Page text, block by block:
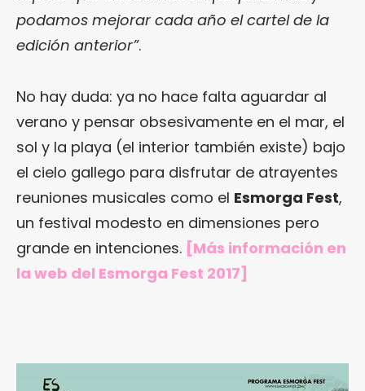
podamos mejorar cada año el cartel de la
edición anterior”.
No hay duda: ya no hace falta aguardar al
verano y pensar obsesivamente en el mar, el
sol y la playa (el interior también existe) bajo
el cielo gallego para disfrutar de atrayentes
reuniones musicales como el Esmorga Fest,
un festival modesto en dimensiones pero
grande en intenciones. [Más información en
la web del Esmorga Fest 2017]